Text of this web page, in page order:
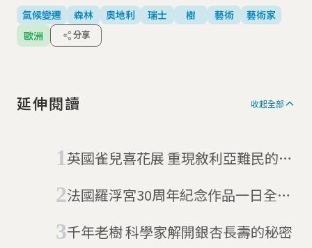
氣候變遷 森林 奧地利 瑞士 樹 藝術
藝術家
歐洲
分享
延伸閱讀 收起全部
英國雀兒喜花展 重現敘利亞難民的花
法國羅浮宮30周年紀念作品一日全毀
千年老樹 科學家解開銀杏長壽的秘密